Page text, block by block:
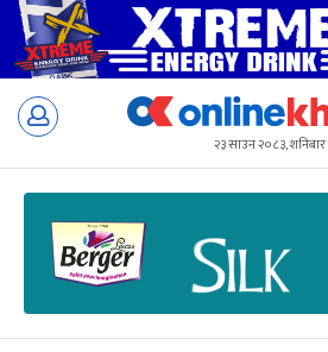
Skip
२३ साउन २०८३, शनिबार